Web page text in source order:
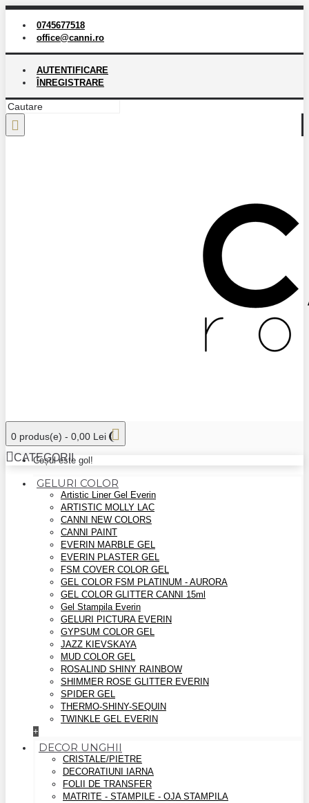
0745677518
office@canni.ro
AUTENTIFICARE
ÎNREGISTRARE
0 produs(e) - 0,00 Lei
Coșul este gol!
CATEGORII
GELURI COLOR
Artistic Liner Gel Everin
ARTISTIC MOLLY LAC
CANNI NEW COLORS
CANNI PAINT
EVERIN MARBLE GEL
EVERIN PLASTER GEL
FSM COVER COLOR GEL
GEL COLOR FSM PLATINUM - AURORA
GEL COLOR GLITTER CANNI 15ml
Gel Stampila Everin
GELURI PICTURA EVERIN
GYPSUM COLOR GEL
JAZZ KIEVSKAYA
MUD COLOR GEL
ROSALIND SHINY RAINBOW
SHIMMER ROSE GLITTER EVERIN
SPIDER GEL
THERMO-SHINY-SEQUIN
TWINKLE GEL EVERIN
+
DECOR UNGHII
CRISTALE/PIETRE
DECORATIUNI IARNA
FOLII DE TRANSFER
MATRITE - STAMPILE - OJA STAMPILA